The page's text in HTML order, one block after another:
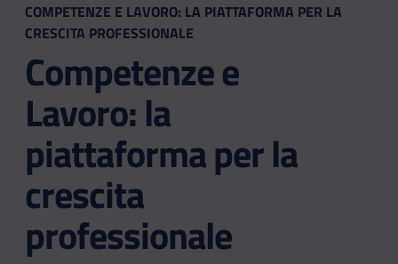
COMPETENZE E LAVORO: LA PIATTAFORMA PER LA
CRESCITA PROFESSIONALE
Competenze e
Lavoro: la
piattaforma per la
crescita
professionale